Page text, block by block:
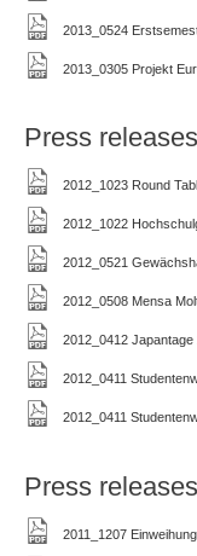
2013_0524
2013_0305 Projekt
Press
2012_1023 Round
2012_1022
2012_0521
2012_0508 Mensa
2012_0412
2012_0411
2012_0411
Press
2011_1207